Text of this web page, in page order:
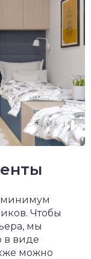
минимум
Чтобы
мы
в виде
можно